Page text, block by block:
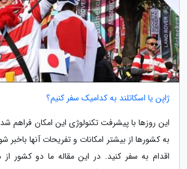
ژاپن یا اسکاتلند به کدامیک سفر کنیم؟
این روزها با پیشرفت تکنولوژی این امکان فراهم
به کشورها از بیشتر امکانات و تفریحات آنها باخبر
اقدام به سفر کنید. در این مقاله ما دو کشور از